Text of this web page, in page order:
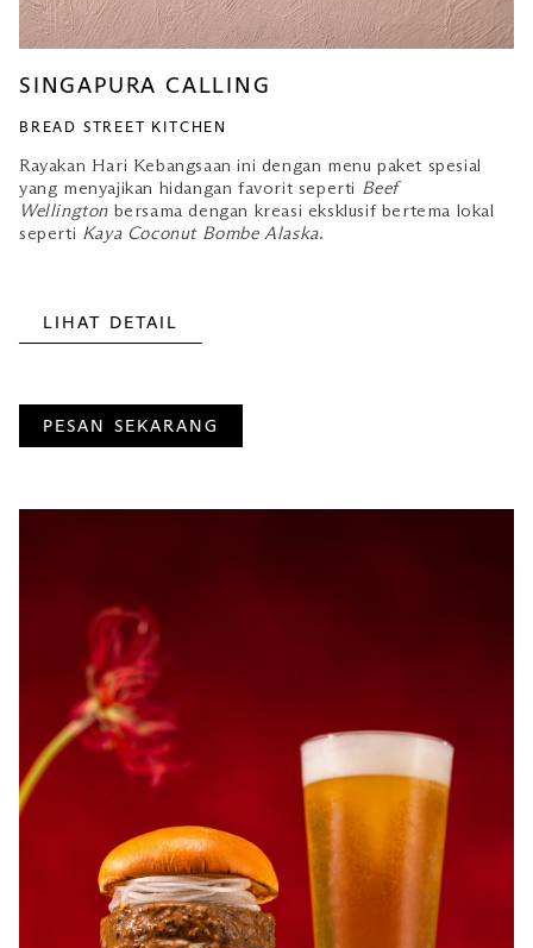
SINGAPURA CALLING
BREAD STREET KITCHEN
Rayakan Hari Kebangsaan ini dengan menu paket spesial
yang menyajikan hidangan favorit seperti Beef
Wellington bersama dengan kreasi eksklusif bertema lokal
seperti Kaya Coconut Bombe Alaska.
LIHAT DETAIL
PESAN SEKARANG